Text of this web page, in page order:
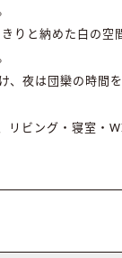
りと納めた白の空
、夜は団欒の時間
リビング・寝室・